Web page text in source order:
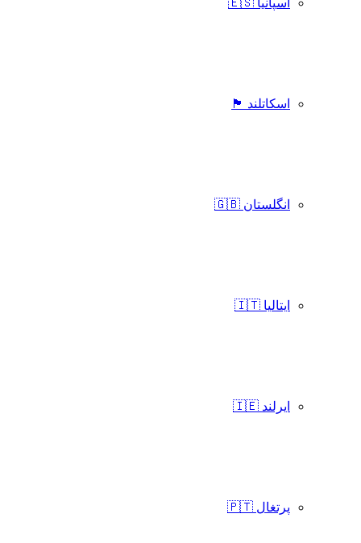
اسپانیا 🇪🇸
اسکاتلند 🏴󠁧󠁢󠁳󠁣󠁴󠁿
انگلستان 🇬🇧
ایتالیا 🇮🇹
ایرلند 🇮🇪
پرتغال 🇵🇹